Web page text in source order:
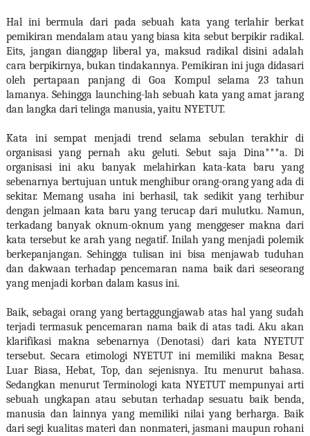
Hal ini bermula dari pada sebuah kata yang terlahir berkat
pemikiran mendalam atau yang biasa kita sebut berpikir radikal.
Eits, jangan dianggap liberal ya, maksud radikal disini adalah
cara berpikirnya, bukan tindakannya. Pemikiran ini juga didasari
oleh pertapaan panjang di Goa Kompul selama 23 tahun
lamanya. Sehingga launching-lah sebuah kata yang amat jarang
dan langka dari telinga manusia, yaitu NYETUT.
Kata ini sempat menjadi trend selama sebulan terakhir di
organisasi yang pernah aku geluti. Sebut saja Dina***a. Di
organisasi ini aku banyak melahirkan kata-kata baru yang
sebenarnya bertujuan untuk menghibur orang-orang yang ada di
sekitar. Memang usaha ini berhasil, tak sedikit yang terhibur
dengan jelmaan kata baru yang terucap dari mulutku. Namun,
terkadang banyak oknum-oknum yang menggeser makna dari
kata tersebut ke arah yang negatif. Inilah yang menjadi polemik
berkepanjangan. Sehingga tulisan ini bisa menjawab tuduhan
dan dakwaan terhadap pencemaran nama baik dari seseorang
yang menjadi korban dalam kasus ini.
Baik, sebagai orang yang bertaggungjawab atas hal yang sudah
terjadi termasuk pencemaran nama baik di atas tadi. Aku akan
klarifikasi makna sebenarnya (Denotasi) dari kata NYETUT
tersebut. Secara etimologi NYETUT ini memiliki makna Besar,
Luar Biasa, Hebat, Top, dan sejenisnya. Itu menurut bahasa.
Sedangkan menurut Terminologi kata NYETUT mempunyai arti
sebuah ungkapan atau sebutan terhadap sesuatu baik benda,
manusia dan lainnya yang memiliki nilai yang berharga. Baik
dari segi kualitas materi dan nonmateri, jasmani maupun rohani